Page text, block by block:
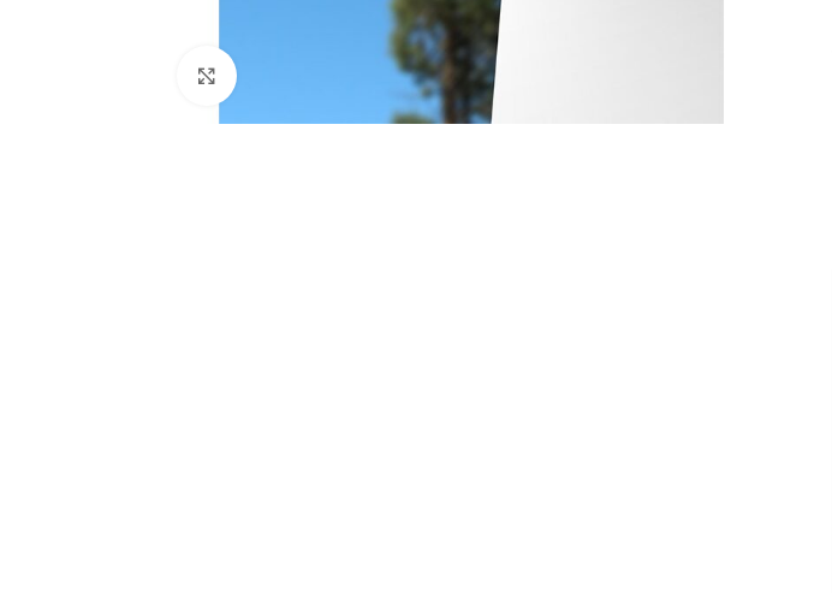
Cliquez pour agrandir